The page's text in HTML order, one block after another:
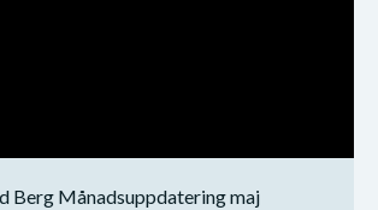
Berg Månadsuppdatering maj